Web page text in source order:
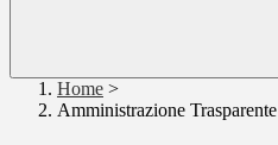
Home >
Amministrazione Trasparente